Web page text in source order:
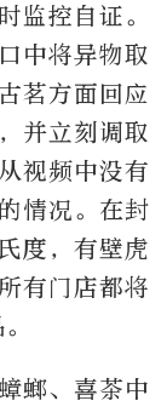
监控自证。
中将异物取
茗方面回应
并立刻调取
视频中没有
情况。在封
度，有壁虎
有门店都将
螂、喜茶中